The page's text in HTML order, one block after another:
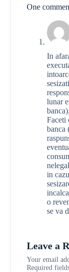
One
In
lunar
Faceti
banca
in
o
se va
Leave a
Your email
Required